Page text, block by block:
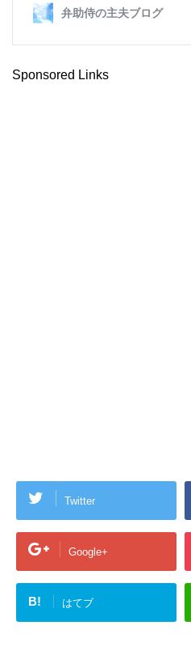
Sponsored Links
Twitter
Google+
B! はてブ